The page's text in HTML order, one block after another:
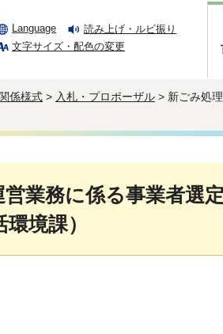
Language
読み上げ・ルビ振り
文字サイズ・配色の変更
係様式 > 入札・プロポーザル > 新ごみ処
業務に係る事業者選
境課）